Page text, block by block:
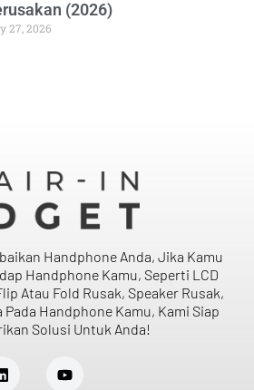
(2026)
27, 2026
Handphone Anda, Jika Kamu
Handphone Kamu, Seperti LCD
Atau Fold Rusak, Speaker Rusak,
Handphone Kamu, Kami Siap
Solusi Untuk Anda!